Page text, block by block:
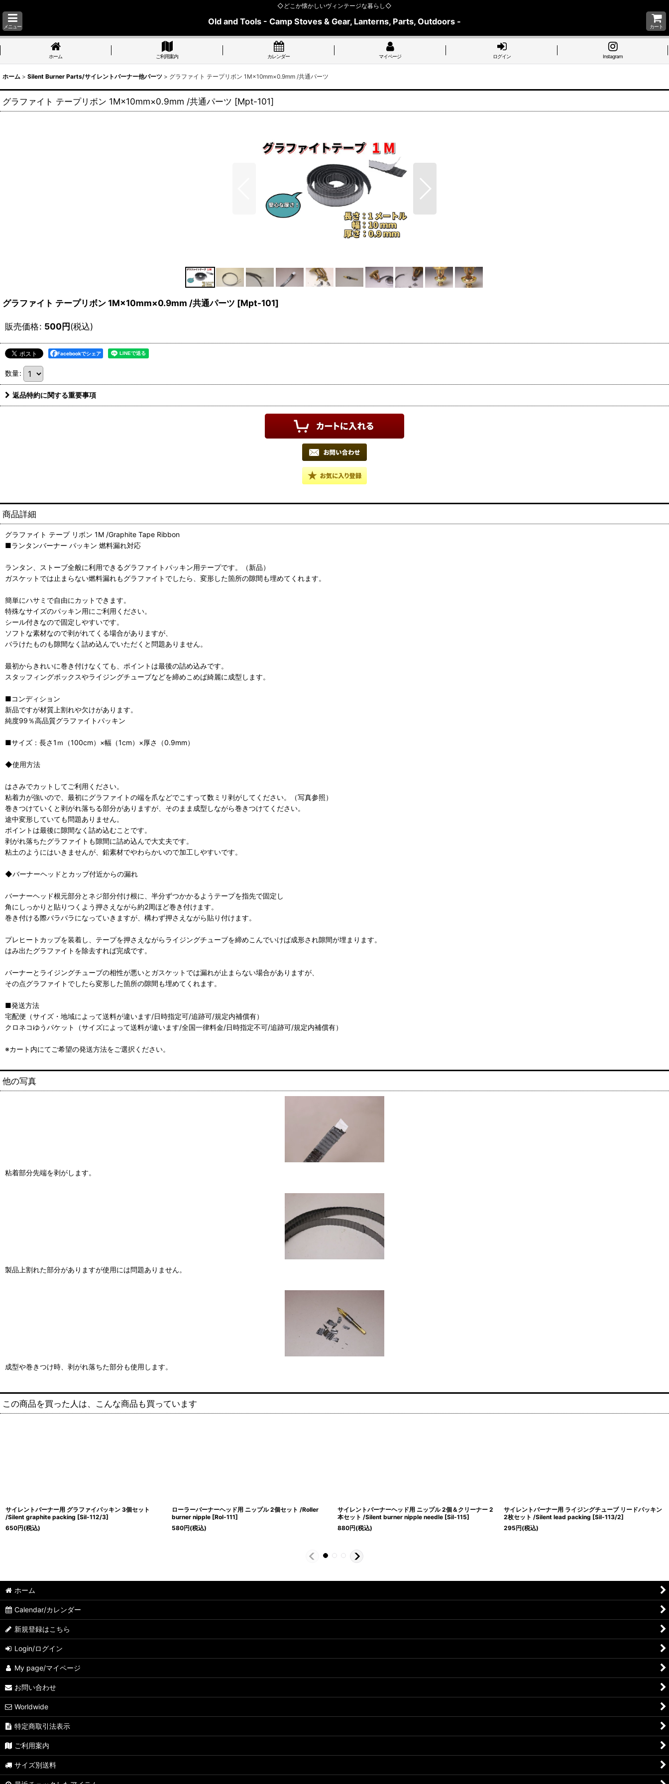
◇どこか懐かしいヴィンテージな暮らし◇
メニュー
Old and Tools - Camp Stoves & Gear, Lanterns, Parts, Outdoors -
カート
ホーム ご利用案内 カレンダー マイページ ログイン Instagram
ホーム > Silent Burner Parts/サイレントバーナー他パーツ > グラファイト テープリボン 1M×10mm×0.9mm /共通パーツ
グラファイト テープリボン 1M×10mm×0.9mm /共通パーツ [Mpt-101]
グラファイト テープリボン 1M×10mm×0.9mm /共通パーツ [Mpt-101]
販売価格: 500円(税込)
Facebookでシェア
数量:
返品特約に関する重要事項
商品詳細
グラファイト テープ リボン 1M /Graphite Tape Ribbon
■ランタンバーナー パッキン 燃料漏れ対応
ランタン、ストーブ全般に利用できるグラファイトパッキン用テープです。（新品）
ガスケットでは止まらない燃料漏れもグラファイトでしたら、変形した箇所の隙間も埋めてくれます。
簡単にハサミで自由にカットできます。
特殊なサイズのパッキン用にご利用ください。
シール付きなので固定しやすいです。
ソフトな素材なので剥がれてくる場合がありますが、
バラけたものも隙間なく詰め込んでいただくと問題ありません。
最初からきれいに巻き付けなくても、ポイントは最後の詰め込みです。
スタッフィングボックスやライジングチューブなどを締めこめば綺麗に成型します。
■コンディション
新品ですが材質上割れや欠けがあります。
純度99％高品質グラファイトパッキン
■サイズ：長さ1ｍ（100cm）×幅（1cm）×厚さ（0.9mm）
◆使用方法
はさみでカットしてご利用ください。
粘着力が強いので、最初にグラファイトの端を爪などでこすって数ミリ剥がしてください。（写真参照）
巻きつけていくと剥がれ落ちる部分がありますが、そのまま成型しながら巻きつけてください。
途中変形していても問題ありません。
ポイントは最後に隙間なく詰め込むことです。
剥がれ落ちたグラファイトも隙間に詰め込んで大丈夫です。
粘土のようにはいきませんが、鉛素材でやわらかいので加工しやすいです。
◆バーナーヘッドとカップ付近からの漏れ
バーナーヘッド根元部分とネジ部分付け根に、半分ずつかかるようテープを指先で固定し
角にしっかりと貼りつくよう押さえながら約2周ほど巻き付けます。
巻き付ける際バラバラになっていきますが、構わず押さえながら貼り付けます。
プレヒートカップを装着し、テープを押さえながらライジングチューブを締めこんでいけば成形され隙間が埋まります。
はみ出たグラファイトを除去すれば完成です。
バーナーとライジングチューブの相性が悪いとガスケットでは漏れが止まらない場合がありますが、
その点グラファイトでしたら変形した箇所の隙間も埋めてくれます。
■発送方法
宅配便（サイズ・地域によって送料が違います/日時指定可/追跡可/規定内補償有）
クロネコゆうパケット（サイズによって送料が違います/全国一律料金/日時指定不可/追跡可/規定内補償有）
※カート内にてご希望の発送方法をご選択ください。
他の写真
粘着部分先端を剥がします。
製品上割れた部分がありますが使用には問題ありません。
成型や巻きつけ時、剥がれ落ちた部分も使用します。
この商品を買った人は、こんな商品も買っています
サイレントバーナー用 グラファイパッキン 3個セット
/Silent graphite packing [Sil-112/3]
650円(税込)
ローラーバーナーヘッド用 ニップル 2個セット /Roller
burner nipple [Rol-111]
580円(税込)
サイレントバーナーヘッド用 ニップル 2個＆クリーナー 2
本セット /Silent burner nipple needle [Sil-115]
880円(税込)
サイレントバーナー用 ライジングチューブ リードパッキン
2枚セット /Silent lead packing [Sil-113/2]
295円(税込)
ホーム
Calendar/カレンダー
新規登録はこちら
Login/ログイン
My page/マイページ
お問い合わせ
Worldwide
特定商取引法表示
ご利用案内
サイズ別送料